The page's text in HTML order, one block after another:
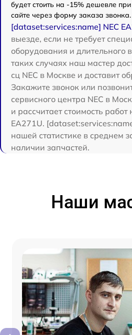
будет стоить на -15% дешевле
сайте через форму заказа звонка.
[dataset:services:name] NEC
выезде, если не требует
оборудования и длительного
таких случаях наш мастер
сц NEC в Москве и доставит
Закажите звонок или
сервисного центра NEC в
и рассчитает стоимость
EA271U.
нашей статистике в среднем
наличии запчастей.
Наши